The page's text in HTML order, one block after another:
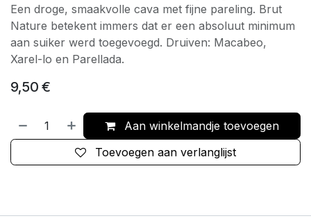
Een droge, smaakvolle cava met fijne pareling. Brut
Nature betekent immers dat er een absoluut minimum
aan suiker werd toegevoegd. Druiven: Macabeo,
Xarel-lo en Parellada.
9,50 €
Aan winkelmandje toevoegen
Toevoegen aan verlanglijst